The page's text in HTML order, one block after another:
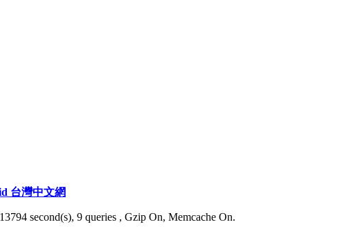
台灣中文網
second(s), 9 queries , Gzip On, Memcache On.